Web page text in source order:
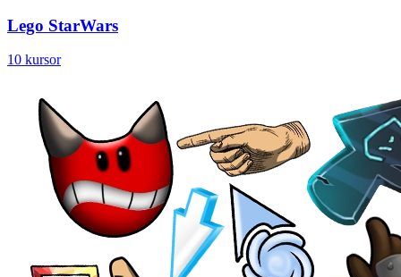
Lego StarWars
10 kursor